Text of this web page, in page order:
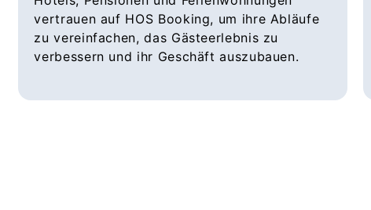
vertrauen auf HOS Booking, um ihre Abläufe
zu vereinfachen, das Gästeerlebnis zu
verbessern und ihr Geschäft auszubauen.